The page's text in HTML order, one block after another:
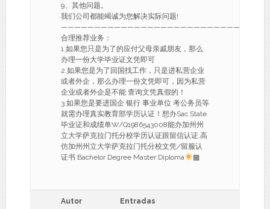
9、其他问题。
我们公司都能竭诚为您解决实际问题!
———————————————————————————-
合理推荐业务：
1.如果您只是为了的应付父母亲戚朋友，那么
办理一份大学毕业证文凭即可
2.如果您是为了回国找工作，只是进私营企业
或者外企，那么办理一份文凭即可，因为私营
企业或者外企是不能 查询文凭真假的！
3.如果您是要进国企 银行 事业单位 考公务员等
就需办理真实教育部学历认证！想办Sac State
毕业证和成绩单W/Q1986543008能办加州州
立大学萨克拉门托分校学历认证跟留信认证,高
仿加州州立大学萨克拉门托分校文凭/留服认
证书 Bachelor Degree Master Diploma
▩
Autor Entradas